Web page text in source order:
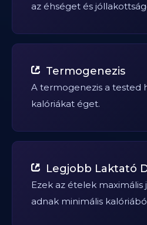
az éhséget és
Termogenezis
A termogenezis a tested
kalóriákat éget.
Legjobb Laktató
Ezek az ételek
adnak minimális